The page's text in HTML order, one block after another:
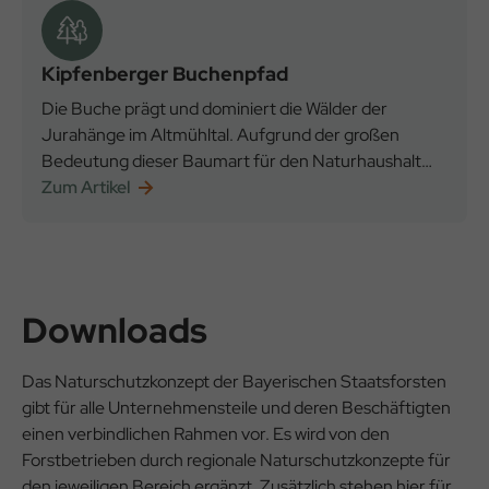
Kipfenberger Buchenpfad
Die Buche prägt und dominiert die Wälder der
Jurahänge im Altmühltal. Aufgrund der großen
Bedeutung dieser Baumart für den Naturhaushalt
und für die Forstwirtschaft haben wir einen
Zum Artikel
Downloads
Das Naturschutzkonzept der Bayerischen Staatsforsten
gibt für alle Unternehmensteile und deren Beschäftigten
einen verbindlichen Rahmen vor. Es wird von den
Forstbetrieben durch regionale Naturschutzkonzepte für